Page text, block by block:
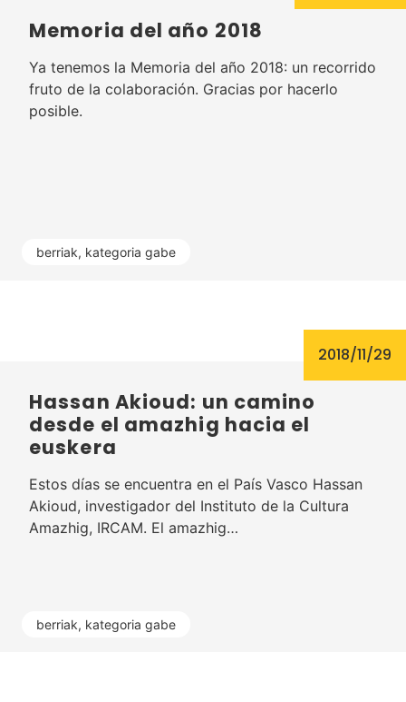
berriak, kategoria gabe
Memoria del año 2018
Ya tenemos la Memoria del año 2018: un recorrido
fruto de la colaboración. Gracias por hacerlo
posible.
berriak, kategoria gabe
2018/11/29
Hassan Akioud: un camino
desde el amazhig hacia el
euskera
Estos días se encuentra en el País Vasco Hassan
Akioud, investigador del Instituto de la Cultura
Amazhig, IRCAM. El amazhig…